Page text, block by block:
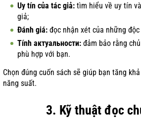
Uy tín của tác giả: tìm hiểu về uy tín
giả;
Đánh giá: đọc nhận xét của những
Tính актуальности: đảm bảo rằng
phù hợp với bạn.
Chọn đúng cuốn sách sẽ giúp bạn tăng
năng suất.
3. Kỹ thuật đọc